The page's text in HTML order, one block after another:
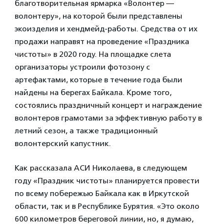
благотворительная ярмарка «Волонтер —
волонтеру», на которой были представлены
экоизделия и хендмейд-работы. Средства от их
продажи направят на проведение «Праздника
чистоты» в 2020 году. На площадке слета
организаторы устроили фотозону с
артефактами, которые в течение года были
найдены на берегах Байкала. Кроме того,
состоялись праздничный концерт и награждение
волонтеров грамотами за эффективную работу в
летний сезон, а также традиционный
волонтерский капустник.
Как рассказала АСИ Николаева, в следующем
году «Праздник чистоты» планируется провести
по всему побережью Байкала как в Иркутской
области, так и в Республике Бурятия. «Это около
600 километров береговой линии, но, я думаю,